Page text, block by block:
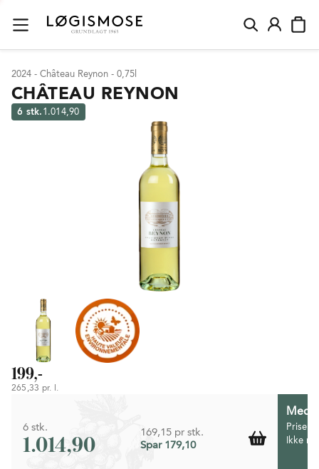
2024 - Château Reynon - 0,75l
CHÂTEAU REYNON
6 stk. 1.014,90
199,-
265,33 pr. l.
6 stk.
1.014,90
169,15 pr stk.
Spar 179,10
Prisen
Ikke